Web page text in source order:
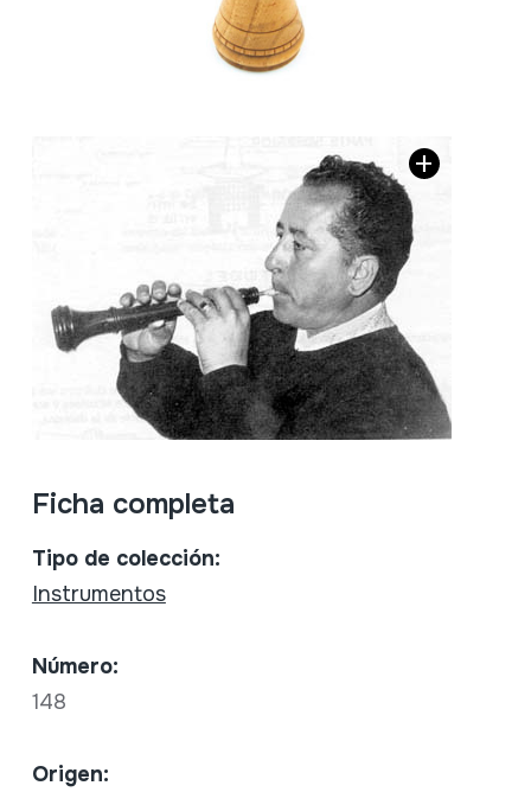
Ficha completa
Tipo de colección:
Instrumentos
Número:
148
Origen: